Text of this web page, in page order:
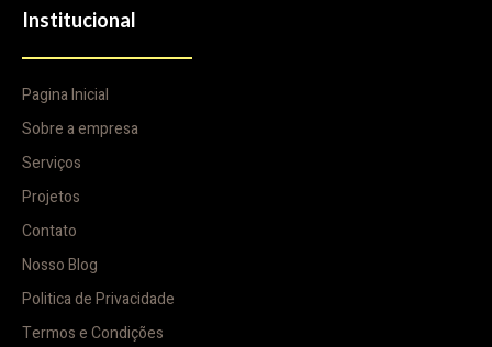
Institucional
Pagina Inicial
Sobre a empresa
Serviços
Projetos
Contato
Nosso Blog
Politica de Privacidade
Termos e Condições